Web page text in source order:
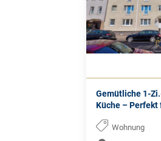
Gemütliche 1-
Küche – Perfekt
Wohnung